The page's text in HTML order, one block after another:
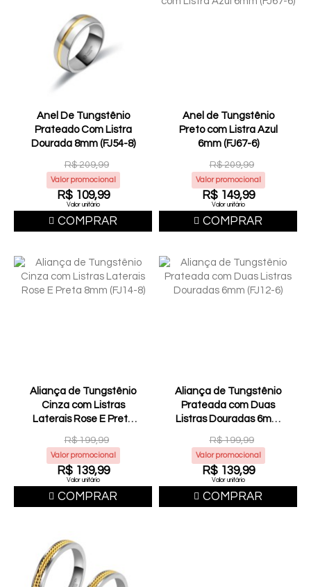
Anel De Tungstênio
Prateado Com Listra
Dourada 8mm (FJ54-8)
R$ 209,99
Valor promocional
R$ 109,99
Valor unitário
COMPRAR
Anel de Tungstênio
Preto com Listra Azul
6mm (FJ67-6)
R$ 209,99
Valor promocional
R$ 149,99
Valor unitário
COMPRAR
Aliança de Tungstênio
Cinza com Listras
Laterais Rose E Preta
8mm (FJ14-8)
R$ 199,99
Valor promocional
R$ 139,99
Valor unitário
COMPRAR
Aliança de Tungstênio
Prateada com Duas
Listras Douradas 6mm
(FJ12-6)
R$ 199,99
Valor promocional
R$ 139,99
Valor unitário
COMPRAR